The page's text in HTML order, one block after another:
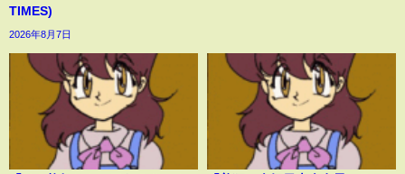
TIMES)
2026年8月7日